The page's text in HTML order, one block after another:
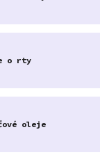
o rty
oleje